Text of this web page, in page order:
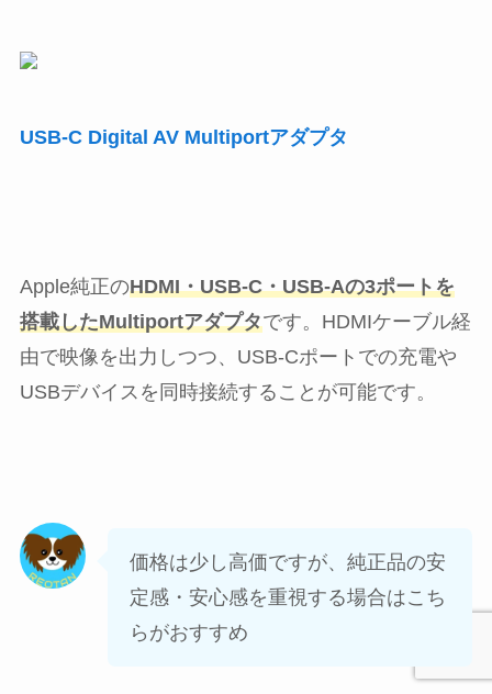
USB-C Digital AV Multiportアダプタ
Apple純正のHDMI・USB-C・USB-Aの3ポートを
搭載したMultiportアダプタです。HDMIケーブル経
由で映像を出力しつつ、USB-Cポートでの充電や
USBデバイスを同時接続することが可能です。
価格は少し高価ですが、純正品の安
定感・安心感を重視する場合はこち
らがおすすめ